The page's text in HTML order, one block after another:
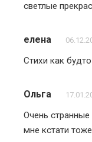
светлые
елена
Стихи как
Ольга
Очень
мне кстати